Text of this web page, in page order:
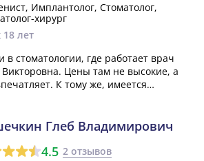
Имплантолог, Стоматолог,
хирург
18 лет
в стоматологии, где работает врач
Цены там не высокие, а
К тому же, имеется
Глеб Владимирович
4.5 2 отзывов